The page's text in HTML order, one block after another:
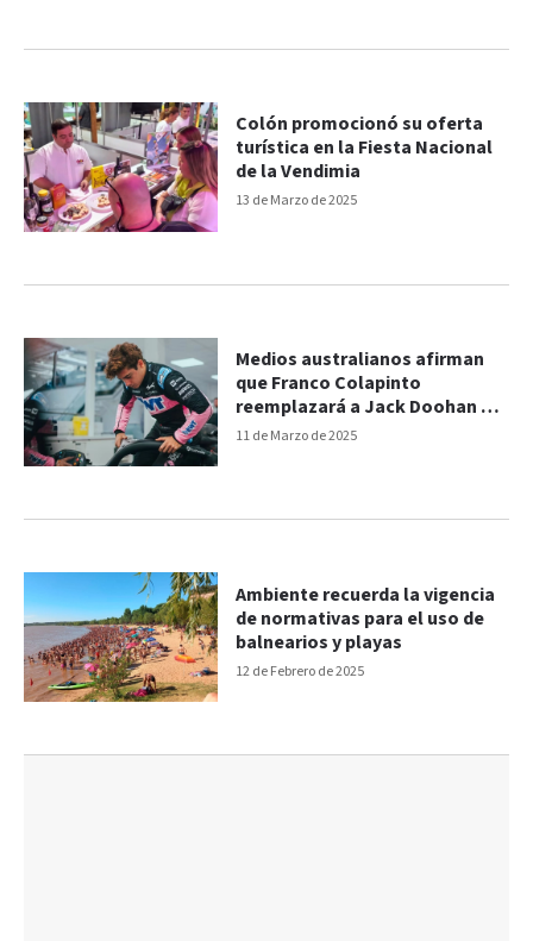
13 de Marzo de 2025
Colón promocionó su oferta
turística en la Fiesta Nacional
de la Vendimia
11 de Marzo de 2025
Medios australianos afirman
que Franco Colapinto
reemplazará a Jack Doohan en
Alpine
12 de Febrero de 2025
Ambiente recuerda la vigencia
de normativas para el uso de
balnearios y playas